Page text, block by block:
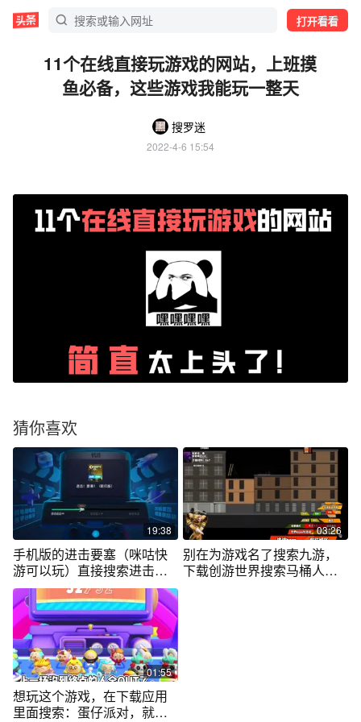
打开看看
11个在线直接玩游戏的网站，上班摸
鱼必备，这些游戏我能玩一整天
搜罗迷
2022-4-6 15:54
猜你喜欢
19:38
手机版的进击要塞（咪咕快
游可以玩）直接搜索进击要
塞即可。
03:26
别在为游戏名了搜索九游，
下载创游世界搜索马桶人猎
01:55
想玩这个游戏，在下载应用
里面搜索：蛋仔派对，就可